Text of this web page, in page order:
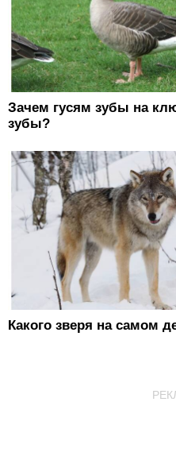
Зачем гусям зубы на
зубы?
Какого зверя на самом